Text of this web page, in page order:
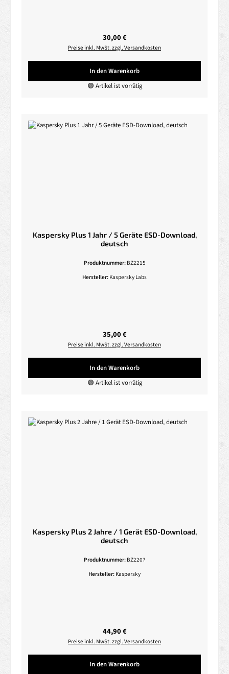
Regulärer Preis:
30,00 €
Preise inkl. MwSt. zzgl. Versandkosten
In den Warenkorb
🟢 Artikel ist vorrätig
Kaspersky Plus 1 Jahr / 5 Geräte ESD-Download,
deutsch
Produktnummer: BZ2215
Hersteller: Kaspersky Labs
Regulärer Preis:
35,00 €
Preise inkl. MwSt. zzgl. Versandkosten
In den Warenkorb
🟢 Artikel ist vorrätig
Kaspersky Plus 2 Jahre / 1 Gerät ESD-Download,
deutsch
Produktnummer: BZ2207
Hersteller: Kaspersky
Regulärer Preis:
44,90 €
Preise inkl. MwSt. zzgl. Versandkosten
In den Warenkorb